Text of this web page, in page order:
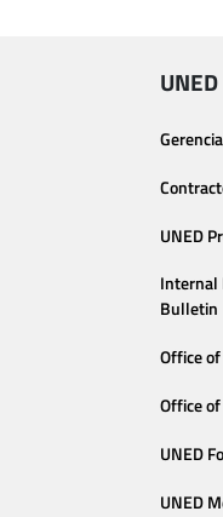
UNED
Gerencia
UNED
Internal
Bulletin
Office
Office
UNED
UNED